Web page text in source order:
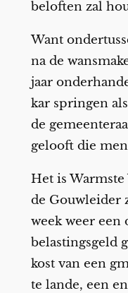
beloften zal
Want
na de
jaar
kar springen
de
gelooft die
Het is
de Gouwleider
week weer een
belastingsgeld
kost van een
te lande, een